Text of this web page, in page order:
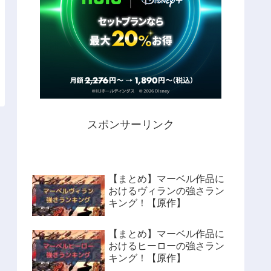
スポンサーリンク
【まとめ】マーベル作品に
おけるヴィランの強さラン
キング！【原作】
【まとめ】マーベル作品に
おけるヒーローの強さラン
キング！【原作】